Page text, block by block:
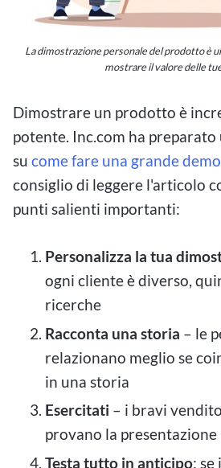
La dimostrazione personale del prodotto è
mostrare il valore delle
Dimostrare un prodotto è
potente. Inc.com ha
su come fare una grande
consiglio di leggere l'articolo
punti salienti importanti:
Personalizza la tua
ogni cliente è diverso,
ricerche
Racconta una storia – le
relazionano meglio se
in una storia
Esercitati – i bravi
provano la
Testa tutto in anticipo: